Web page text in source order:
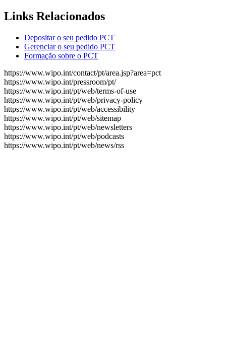
Links Relacionados
Depositar o seu pedido PCT
Gerenciar o seu pedido PCT
Formação sobre o PCT
https://www.wipo.int/contact/pt/area.jsp?area=pct
https://www.wipo.int/pressroom/pt/
https://www.wipo.int/pt/web/terms-of-use
https://www.wipo.int/pt/web/privacy-policy
https://www.wipo.int/pt/web/accessibility
https://www.wipo.int/pt/web/sitemap
https://www.wipo.int/pt/web/newsletters
https://www.wipo.int/pt/web/podcasts
https://www.wipo.int/pt/web/news/rss